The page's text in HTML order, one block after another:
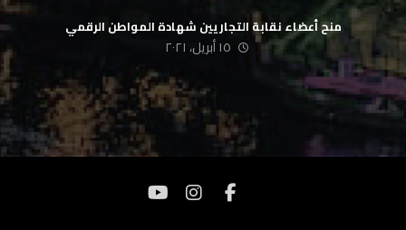
منح أعضاء نقابة التجاريين شهادة المواطن الرقمي
١٥ أبريل، ٢٠٢١